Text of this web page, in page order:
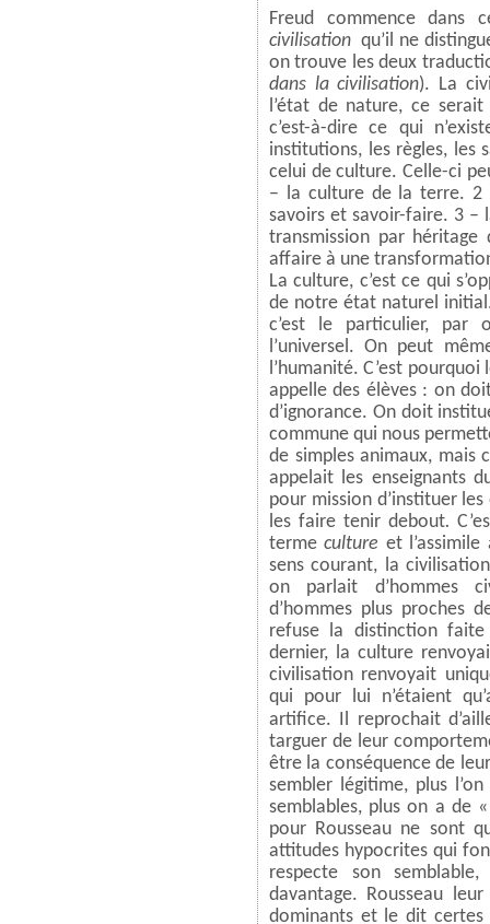
Freud commence
civilisation qu’il ne
on trouve les deux
dans la civilisation). La
l’état de nature, ce
c’est-à-dire ce qui
institutions, les règles, les
celui de culture. Celle-ci
– la culture de la terre. 2
savoirs et savoir-faire. 3 –
transmission par héritage
affaire à une
La culture, c’est ce qui
de notre état naturel initial.
c’est le particulier, par
l’universel. On peut
l’humanité. C’est
appelle des élèves : on
d’ignorance. On doit
commune qui nous
de simples animaux, mais
appelait les enseignants
pour mission d’instituer
les faire tenir debout.
termeculture et
sens courant, la
on parlait d’hommes
d’hommes plus proches
refuse la distinction
dernier, la culture
civilisation renvoyait
qui pour lui n’étaient
artifice. Il reprochait
targuer de leur
être la conséquence de
sembler légitime, plus
semblables, plus on a de
pour Rousseau ne sont
attitudes hypocrites qui
respecte son
davantage. Rousseau
dominants et le dit certes